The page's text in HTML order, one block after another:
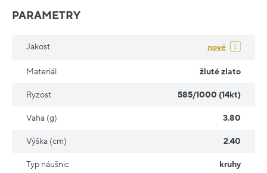
PARAMETRY
Jakost nové
Materiál žluté zlato
Ryzost 585/1000 (14kt)
Vaha (g) 3.80
Výška (cm) 2.40
Typ náušnic kruhy